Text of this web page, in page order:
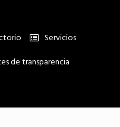
Servicios
de transparencia